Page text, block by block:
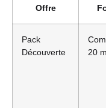
Offre
Pack
Découverte
20